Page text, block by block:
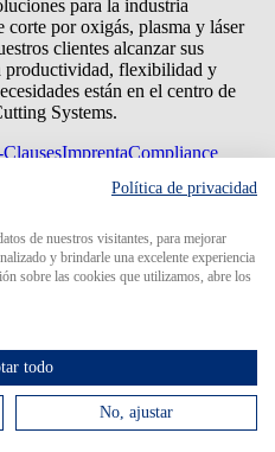
para la industria
corte por oxigás, plasma y láser
clientes alcanzar sus
productividad, flexibilidad y
están en el centro de
Systems.
ImprentaCompliance
& Co. KG
Política de privacidad
de nuestros visitantes, para mejorar
y brindarle una excelente experiencia
sobre las cookies que utilizamos, abre los
todo
No, ajustar